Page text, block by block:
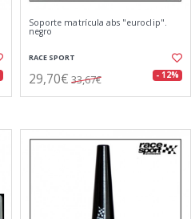
Soporte matrícula abs "euroclip".
negro
RACE SPORT
29,70€ 33,67€ - 12%